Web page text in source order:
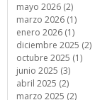
mayo 2026 (2)
marzo 2026 (1)
enero 2026 (1)
diciembre 2025 (2)
octubre 2025 (1)
junio 2025 (3)
abril 2025 (2)
marzo 2025 (2)